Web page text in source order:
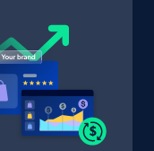
anfangen